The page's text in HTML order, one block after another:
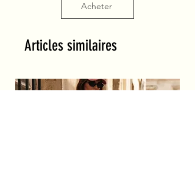
Acheter
Articles similaires